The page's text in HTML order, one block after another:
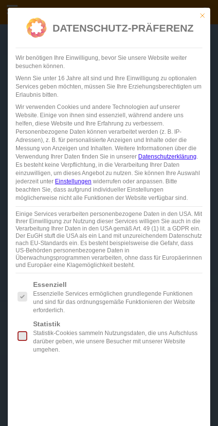
Skip
FINDEN
Mit
DATENSCHUTZ-PRÄFERENZ
Wir benötigen Ihre Einwilligung, bevor Sie unsere Website weiter
besuchen können.
Wenn Sie unter 16 Jahre alt sind und Ihre Einwilligung zu optionalen
Services geben möchten, müssen Sie Ihre Erziehungsberechtigten um
Erlaubnis bitten.
Wir verwenden Cookies und andere Technologien auf unserer
Website. Einige von ihnen sind essenziell, während andere uns
helfen, diese Website und Ihre Erfahrung zu verbessern.
Personenbezogene Daten können verarbeitet werden (z. B. IP-
Adressen), z. B. für personalisierte Anzeigen und Inhalte oder die
Messung von Anzeigen und Inhalten. Weitere Informationen über die
Verwendung Ihrer Daten finden Sie in unserer Datenschutzerklärung.
Es besteht keine Verpflichtung, in die Verarbeitung Ihrer Daten
einzuwilligen, um dieses Angebot zu nutzen. Sie können Ihre Auswahl
jederzeit unter Einstellungen widerrufen oder anpassen. Bitte
beachten Sie, dass aufgrund individueller Einstellungen
möglicherweise nicht alle Funktionen der Website verfügbar sind.
Einige Services verarbeiten personenbezogene Daten in den USA. Mit
Ihrer Einwilligung zur Nutzung dieser Services willigen Sie auch in die
Verarbeitung Ihrer Daten in den USA gemäß Art. 49 (1) lit. a GDPR ein.
Der EuGH stuft die USA als ein Land mit unzureichendem Datenschutz
nach EU-Standards ein. Es besteht beispielsweise die Gefahr, dass
US-Behörden personenbezogene Daten in
Überwachungsprogrammen verarbeiten, ohne dass für Europäerinnen
und Europäer eine Klagemöglichkeit besteht.
Es folgt eine Liste der Service-Gruppen, für die eine
Essenziell
Essenzielle Services ermöglichen grundlegende Funktionen
und sind für das ordnungsgemäße Funktionieren der Website
erforderlich.
Statistik
Statistik-Cookies sammeln Nutzungsdaten, die uns Aufschluss
darüber geben, wie unsere Besucher mit unserer Website
umgehen.